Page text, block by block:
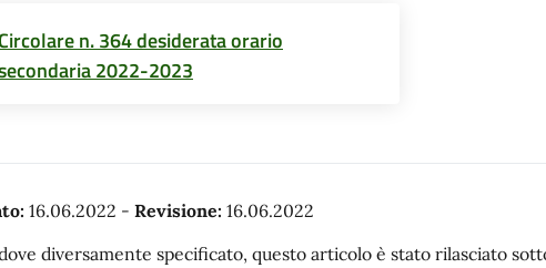
n. 364 desiderata orario
2022-2023
16.06.2022 - Revisione: 16.06.2022
diversamente specificato, questo articolo è stato rilasciato